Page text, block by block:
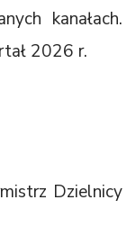
kanałach.
2026 r.
Dzielnicy